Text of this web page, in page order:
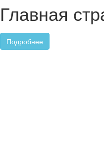
Главная
Подробнее